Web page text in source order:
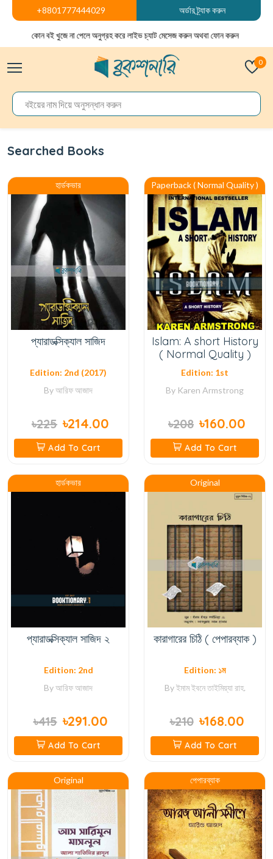
+8801777444029 অর্ডার ট্র্যাক করুন
কোন বই খুজে না পেলে অনুগ্রহ করে লাইভ চ্যাট মেসেজ করুন অথবা ফোন করুন
0
Searched Books
হার্ডকভার
প্যারাডক্সিক্যাল সাজিদ
Edition: 2nd (2017)
Byআরিফ আজাদ
৳225 ৳214.00
Add To Cart
Paperback ( Normal Quality )
Islam: A short History
( Normal Quality )
Edition: 1st
By Karen Armstrong
৳208 ৳160.00
Add To Cart
হার্ডকভার
প্যারাডক্সিক্যাল সাজিদ ২
Edition: 2nd
Byআরিফ আজাদ
৳415 ৳291.00
Add To Cart
Original
কারাগারের চিঠি ( পেপারব্যাক )
Edition: ১ম
Byইমাম ইবনে তাইমিয়্যা রাহ.
৳210 ৳168.00
Add To Cart
Original পেপারব্যাক